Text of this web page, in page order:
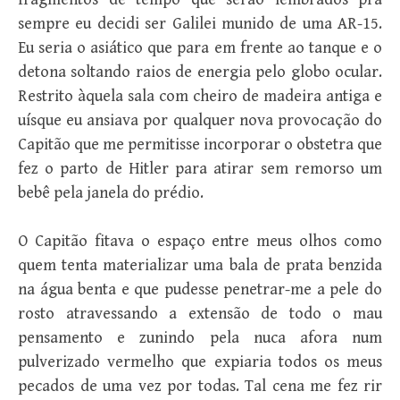
sempre eu decidi ser Galilei munido de uma AR-15.
Eu seria o asiático que para em frente ao tanque e o
detona soltando raios de energia pelo globo ocular.
Restrito àquela sala com cheiro de madeira antiga e
uísque eu ansiava por qualquer nova provocação do
Capitão que me permitisse incorporar o obstetra que
fez o parto de Hitler para atirar sem remorso um
bebê pela janela do prédio.
O Capitão fitava o espaço entre meus olhos como
quem tenta materializar uma bala de prata benzida
na água benta e que pudesse penetrar-me a pele do
rosto atravessando a extensão de todo o mau
pensamento e zunindo pela nuca afora num
pulverizado vermelho que expiaria todos os meus
pecados de uma vez por todas. Tal cena me fez rir